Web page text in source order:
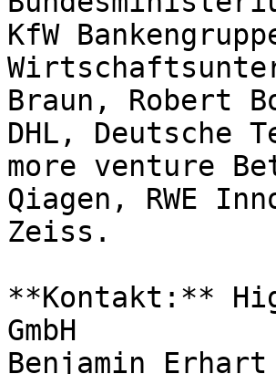
KfW
Braun, Robert
DHL, Deutsche
more venture
Qiagen, RWE
Zeiss.
**Kontakt:**
GmbH
Benjamin Erhart